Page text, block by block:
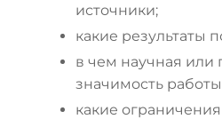
источники;
какие результаты
в чем научная или
значимость
какие ограничения